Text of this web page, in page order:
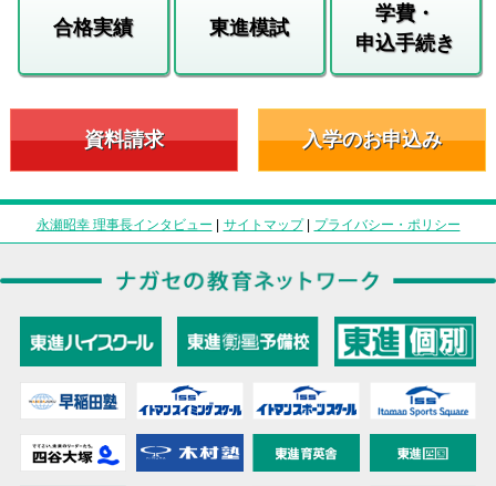
合格実績 東進模試
学費・
申込手続き
資料請求 入学のお申込み
永瀬昭幸 理事長インタビュー | サイトマップ| プライバシー・ポリシー